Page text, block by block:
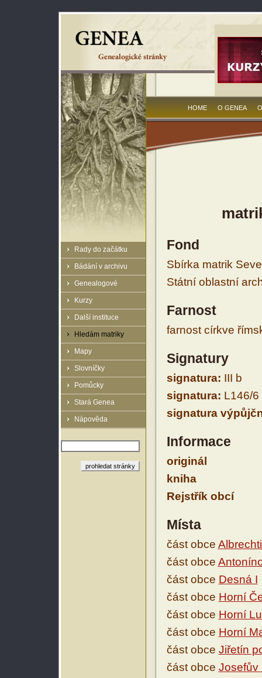
Rady do začátku
Bádání v archivu
Genealogové
Kurzy
Další instituce
Hledám matriky
Mapy
Slovníčky
Pomůcky
Stará Genea
Nápověda
HOME O GENEA
Fond
Sbírka matrik
Státní oblastní
Farnost
farnost církve
Signatury
signatura: III b
signatura: L146/6
signatura
Informace
originál
kniha
Rejstřík obcí
Místa
část obce
část obce
část obce Desná I
část obce Horní
část obce Horní
část obce Horní
část obce Jiřetín
část obce Josefův